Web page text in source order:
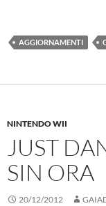
AGGIORNAMENTI
NINTENDO WII
JUST
SIN ORA
20/12/2012